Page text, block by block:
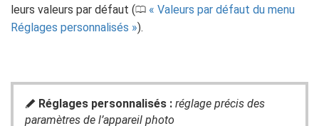
leurs valeurs par défaut (0
Valeurs par défaut du menu
Réglages personnalisés
).
A Réglages personnalisés : réglage précis des
paramètres de l’appareil photo